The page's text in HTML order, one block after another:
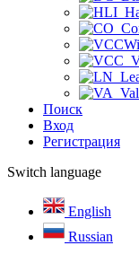
Поиск
Вход
Регистрация
Switch language
English
Russian